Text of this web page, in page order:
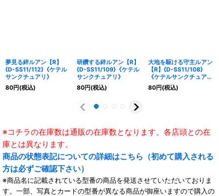
夢見る絆ルアン【R】
{D-SS11/112}《ケテル
サンクチュアリ》
80円(税込)
研鑽する絆ルアン【R】
{D-SS11/109}《ケテル
サンクチュアリ》
80円(税込)
大地を駆ける守主ルアン
【R】{D-SS11/108}
《ケテルサンクチュア
リ》
80円(税込)
※コチラの在庫数は通販の在庫数となります。各店頭との在
庫とは異なります。
商品の状態表記についての詳細はこちら（初めて購入される
方は必ずご確認下さい）
※商品名に記載されている型番の商品を発送させていただいておりま
す。一部、写真とカードの型番が異なる商品が御座いますので購入の